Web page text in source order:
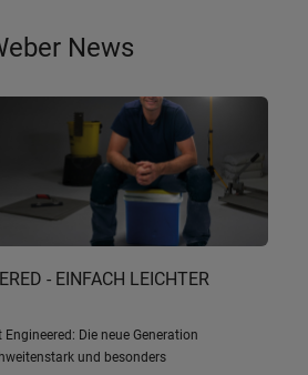
News
- EINFACH LEICHTER
Die neue Generation
und besonders